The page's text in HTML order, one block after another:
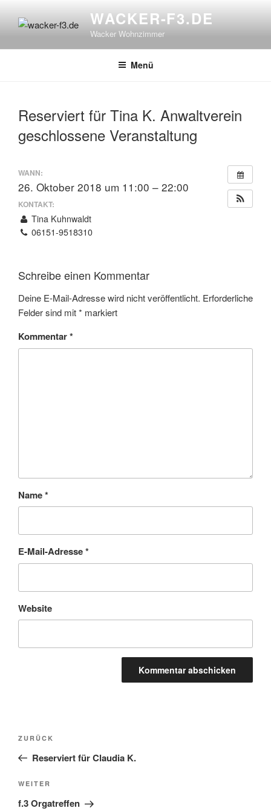
Inhalt
WACKER-F3.DE
Wacker Wohnzimmer
Menü
Reserviert für Tina K. Anwaltverein
geschlossene Veranstaltung
WANN:
26. Oktober 2018 um 11:00 – 22:00
KONTAKT:
Tina Kuhnwaldt
06151-9518310
Schreibe einen Kommentar
Deine E-Mail-Adresse wird nicht veröffentlicht. Erforderliche
Felder sind mit* markiert
Kommentar*
Name*
E-Mail-Adresse*
Website
Beitragsnavigation
Vorheriger
Beitrag
ZURÜCK
Reserviert für Claudia K.
Nächster
Beitrag
WEITER
f.3 Orgatreffen